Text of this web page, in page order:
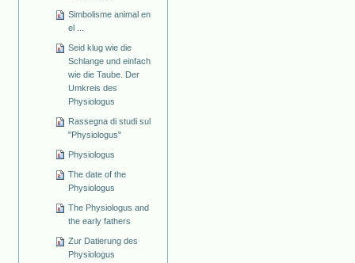
Simbolisme animal en
el ...
Seid klug wie die
Schlange und einfach
wie die Taube. Der
Umkreis des
Physiologus
Rassegna di studi sul
"Physiologus"
Physiologus
The date of the
Physiologus
The Physiologus and
the early fathers
Zur Datierung des
Physiologus